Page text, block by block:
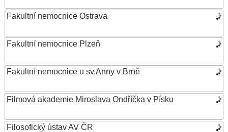
Fakultní nemocnice Ostrava
Fakultní nemocnice Plzeň
Fakultní nemocnice u sv.Anny v Brně
Filmová akademie Miroslava Ondříčka v Písku
Filosofický ústav AV ČR